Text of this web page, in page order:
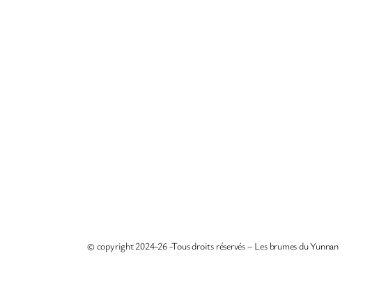
© copyright 2024-26 -Tous droits réservés – Les brumes du Yunnan